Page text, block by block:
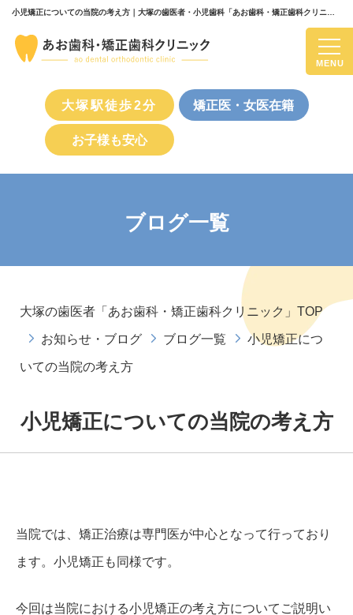
MENU
大塚駅徒歩2分 矯正医・女医在籍
お子様も安心
ブログ一覧
大塚の歯医者「あお歯科・矯正歯科クリニック」TOP
お知らせ・ブログ ブログ一覧 小児矯正につ
いての当院の考え方
小児矯正についての当院の考え方
当院では、矯正治療は専門医が中心となって行っており
ます。小児矯正も同様です。
今回は当院における小児矯正の考え方についてご説明い